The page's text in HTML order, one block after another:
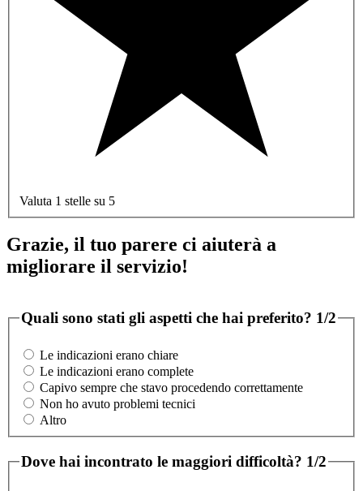
Valuta 1 stelle su 5
Grazie, il tuo parere ci aiuterà a
migliorare il servizio!
Quali sono stati gli aspetti che hai preferito? 1/2
Le indicazioni erano chiare
Le indicazioni erano complete
Capivo sempre che stavo procedendo correttamente
Non ho avuto problemi tecnici
Altro
Dove hai incontrato le maggiori difficoltà? 1/2